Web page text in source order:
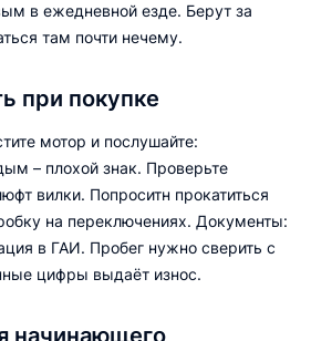
в ежедневной езде. Берут за
там почти нечему.
при покупке
мотор и послушайте:
– плохой знак. Проверьте
вилки. Попроситн прокатиться
на переключениях. Документы:
в ГАИ. Пробег нужно сверить с
цифры выдаёт износ.
начинающего